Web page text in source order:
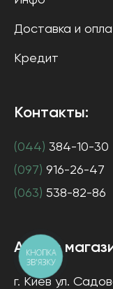
Доставка и
Кредит
Контакты:
(044) 384-10-30
(097) 916-26-47
(063) 538-82-86
Адрес
г. Киев ул.
КНОПКА
ЗВ'ЯЗКУ